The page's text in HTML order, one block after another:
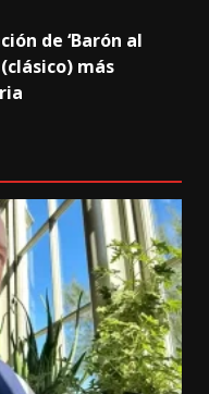
de ‘Barón al
más